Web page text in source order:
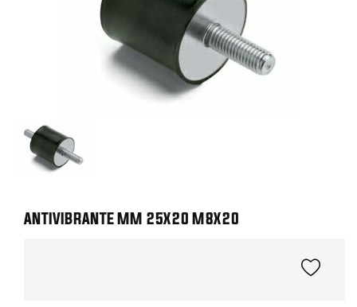
ANTIVIBRANTE MM 25X20 M8X20